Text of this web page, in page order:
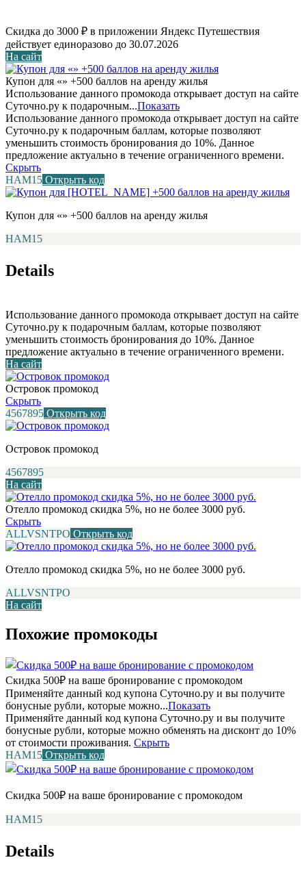
Скидка до 3000 ₽ в приложении Яндекс Путешествия
действует единоразово до 30.07.2026
На сайт
Купон для «» +500 баллов на аренду жилья
Использование данного промокода открывает доступ на сайте
Суточно.ру к подарочным...Показать
Использование данного промокода открывает доступ на сайте
Суточно.ру к подарочным баллам, которые позволяют
уменьшить стоимость бронирования до 10%. Данное
предложение актуально в течение ограниченного времени.
Скрыть
НАМ15 Открыть код
Купон для «» +500 баллов на аренду жилья
НАМ15
Details
Использование данного промокода открывает доступ на сайте
Суточно.ру к подарочным баллам, которые позволяют
уменьшить стоимость бронирования до 10%. Данное
предложение актуально в течение ограниченного времени.
На сайт
Островок промокод
Скрыть
4567895 Открыть код
Островок промокод
4567895
На сайт
Отелло промокод скидка 5%, но не более 3000 руб.
Скрыть
ALLVSNTPO Открыть код
Отелло промокод скидка 5%, но не более 3000 руб.
ALLVSNTPO
На сайт
Похожие промокоды
Скидка 500₽ на ваше бронирование с промокодом
Применяйте данный код купона Суточно.ру и вы получите
бонусные рубли, которые можно...Показать
Применяйте данный код купона Суточно.ру и вы получите
бонусные рубли, которые можно обменять на дисконт до 10%
от стоимости проживания. Скрыть
НАМ15 Открыть код
Скидка 500₽ на ваше бронирование с промокодом
НАМ15
Details